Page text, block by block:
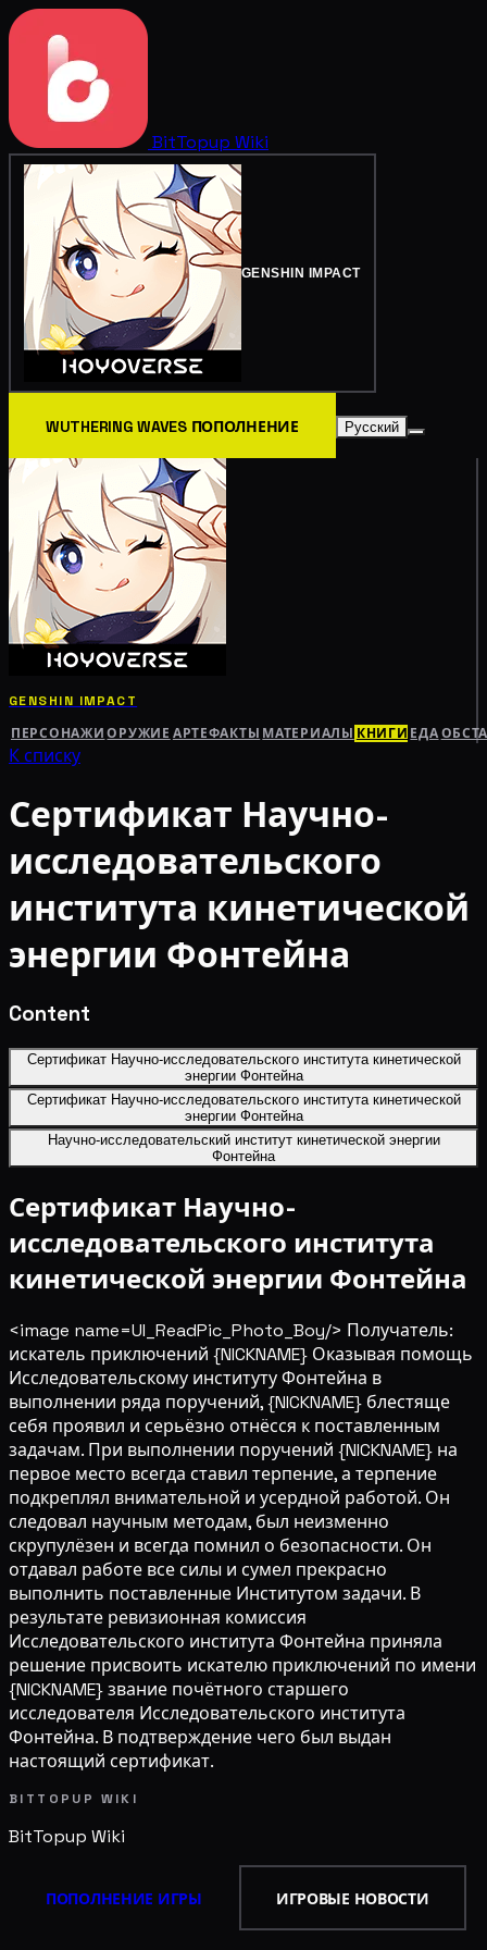
BitTopup Wiki
GENSHIN IMPACT
WUTHERING WAVES ПОПОЛНЕНИЕ Русский
GENSHIN IMPACT
ПЕРСОНАЖИ ОРУЖИЕ АРТЕФАКТЫ МАТЕРИАЛЫ КНИГИ ЕДА
К списку
Сертификат Научно-
исследовательского
института кинетической
энергии Фонтейна
Content
Сертификат Научно-исследовательского института кинетической
энергии Фонтейна
Сертификат Научно-исследовательского института кинетической
энергии Фонтейна
Научно-исследовательский институт кинетической энергии
Фонтейна
Сертификат Научно-
исследовательского института
кинетической энергии Фонтейна
<image name=UI_ReadPic_Photo_Boy/> Получатель:
искатель приключений {NICKNAME} Оказывая помощь
Исследовательскому институту Фонтейна в
выполнении ряда поручений, {NICKNAME} блестяще
себя проявил и серьёзно отнёсся к поставленным
задачам. При выполнении поручений {NICKNAME} на
первое место всегда ставил терпение, а терпение
подкреплял внимательной и усердной работой. Он
следовал научным методам, был неизменно
скрупулёзен и всегда помнил о безопасности. Он
отдавал работе все силы и сумел прекрасно
выполнить поставленные Институтом задачи. В
результате ревизионная комиссия
Исследовательского института Фонтейна приняла
решение присвоить искателю приключений по имени
{NICKNAME} звание почётного старшего
исследователя Исследовательского института
Фонтейна. В подтверждение чего был выдан
настоящий сертификат.
BITTOPUP WIKI
BitTopup Wiki
ПОПОЛНЕНИЕ ИГРЫ ИГРОВЫЕ НОВОСТИ